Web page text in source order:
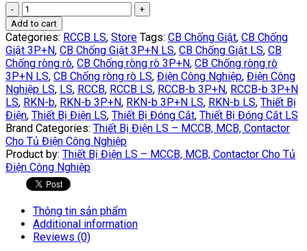
RCCB
LS
RKN-
b
3P+N
/63A
quantity
Add to cart
Categories: RCCB LS, Store Tags: CB Chống Giật, CB Chống
Giật 3P+N, CB Chống Giật 3P+N LS, CB Chống Giật LS, CB
Chống ròng rò, CB Chống ròng rò 3P+N, CB Chống ròng rò
3P+N LS, CB Chống ròng rò LS, Điện Công Nghiệp, Điện Công
Nghiệp LS, LS, RCCB, RCCB LS, RCCB-b 3P+N, RCCB-b 3P+N
LS, RKN-b, RKN-b 3P+N, RKN-b 3P+N LS, RKN-b LS, Thiết Bị
Điện, Thiết Bị Điện LS, Thiết Bị Đóng Cắt, Thiết Bị Đóng Cắt LS
Brand Categories: Thiết Bị Điện LS – MCCB, MCB, Contactor
Cho Tủ Điện Công Nghiệp
Product by: Thiết Bị Điện LS – MCCB, MCB, Contactor Cho Tủ
Điện Công Nghiệp
Thông tin sản phẩm
Additional information
Reviews (0)